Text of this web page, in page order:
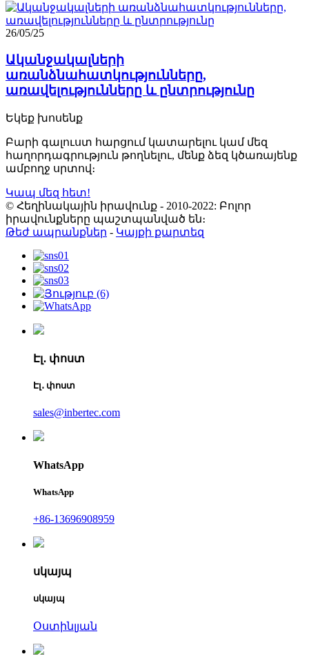
26/05/25
Ականջակալների
առանձնահատկությունները,
առավելությունները և ընտրությունը
Եկեք խոսենք
Բարի գալուստ հարցում կատարելու կամ մեզ
հաղորդագրություն թողնելու, մենք ձեզ կծառայենք
ամբողջ սրտով։
Կապ մեզ հետ!
© Հեղինակային իրավունք - 2010-2022: Բոլոր
իրավունքները պաշտպանված են։
Թեժ ապրանքներ - Կայքի քարտեզ
Էլ․ փոստ
Էլ․ փոստ
sales@inbertec.com
WhatsApp
WhatsApp
+86-13696908959
սկայպ
սկայպ
Օստինլյան